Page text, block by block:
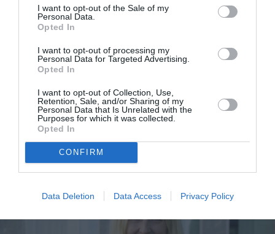
I want to opt-out of the Sale of my
Personal Data.
Opted In
I want to opt-out of processing my
Personal Data for Targeted Advertising.
Opted In
I want to opt-out of Collection, Use,
Retention, Sale, and/or Sharing of my
Personal Data that Is Unrelated with the
Purposes for which it was collected.
Opted In
CONFIRM
Data Deletion Data Access Privacy Policy
Marie Claire The Power Trip: Το κορυφαίο συνέδριο
γυναικείας ενδυνάμωσης για πρώτη φορά στην
Ελλάδα